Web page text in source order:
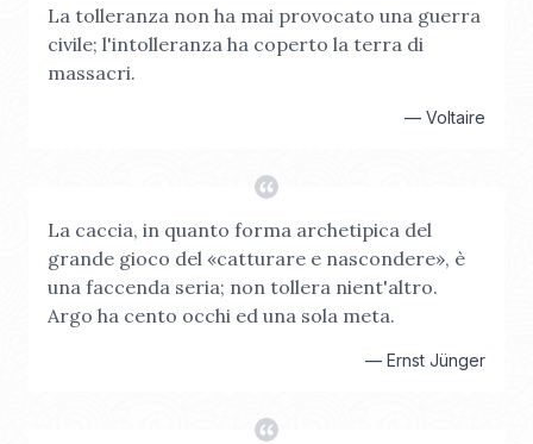
La tolleranza non ha mai provocato una guerra
civile; l'intolleranza ha coperto la terra di
massacri.
— Voltaire
La caccia, in quanto forma archetipica del
grande gioco del «catturare e nascondere», è
una faccenda seria; non tollera nient'altro.
Argo ha cento occhi ed una sola meta.
— Ernst Jünger